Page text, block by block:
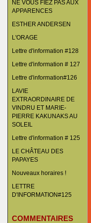
NE VOUS FIEZ PAS AUX
APPARENCES
ESTHER ANDERSEN
L'ORAGE
Lettre d'information #128
Lettre d'information # 127
Lettre d'information#126
LAVIE
EXTRAORDINAIRE DE
VINDRU ET MARIE-
PIERRE KAKUNAKS AU
SOLEIL
Lettre d'information # 125
LE CHÂTEAU DES
PAPAYES
Nouveaux horaires !
LETTRE
D'INFORMATION#125
COMMENTAIRES